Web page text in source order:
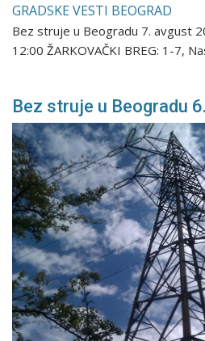
GRADSKE VESTI BEOGRAD
Bez struje u Beogradu 7. avgust
12:00 ŽARKOVAČKI BREG: 1-7,
Bez struje u Beogradu